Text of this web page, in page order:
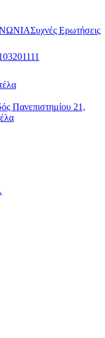
Συχνές Ερωτήσεις
Πανεπιστημίου 21,